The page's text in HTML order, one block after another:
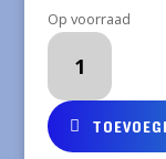
Op voorraad
TOTSBOTS
Zwemluier
Funshine
maat
1